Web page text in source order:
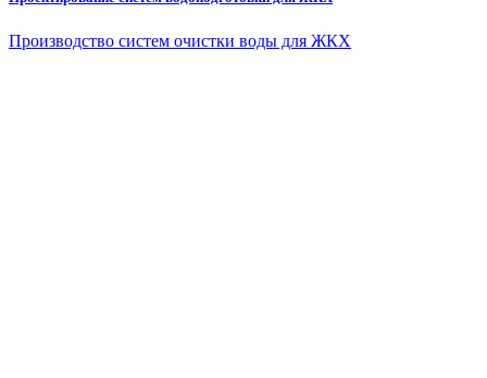
Производство систем очистки воды для ЖКХ